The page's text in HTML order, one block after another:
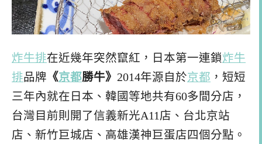
炸牛排在近幾年突然竄紅，日本第一連鎖炸牛
排品牌 《京都勝牛》 2014年源自於京都 ，短短
三年內就在日本、韓國等地共有60多間分店，
台灣目前則開了信義新光A11店、台北京站
店、新竹巨城店、高雄漢神巨蛋店四個分點。